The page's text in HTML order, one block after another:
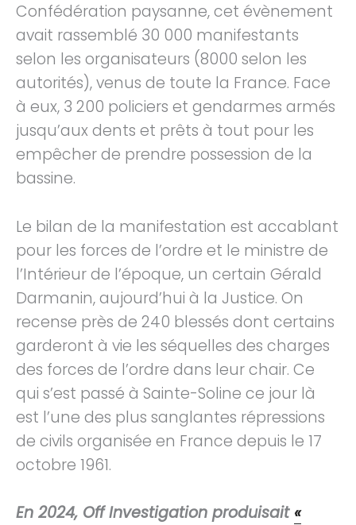
Confédération paysanne, cet évènement
avait rassemblé 30 000 manifestants
selon les organisateurs (8000 selon les
autorités), venus de toute la France. Face
à eux, 3 200 policiers et gendarmes armés
jusqu’aux dents et prêts à tout pour les
empêcher de prendre possession de la
bassine.
Le bilan de la manifestation est accablant
pour les forces de l’ordre et le ministre de
l’Intérieur de l’époque, un certain Gérald
Darmanin, aujourd’hui à la Justice. On
recense près de 240 blessés dont certains
garderont à vie les séquelles des charges
des forces de l’ordre dans leur chair. Ce
qui s’est passé à Sainte-Soline ce jour là
est l’une des plus sanglantes répressions
de civils organisée en France depuis le 17
octobre 1961.
En 2024, Off Investigation produisait «